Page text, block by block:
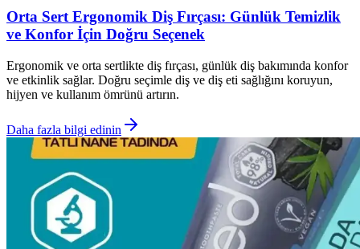
Orta Sert Ergonomik Diş Fırçası: Günlük Temizlik
ve Konfor İçin Doğru Seçenek
Ergonomik ve orta sertlikte diş fırçası, günlük diş bakımında konfor
ve etkinlik sağlar. Doğru seçimle diş ve diş eti sağlığını koruyun,
hijyen ve kullanım ömrünü artırın.
Daha fazla bilgi edinin